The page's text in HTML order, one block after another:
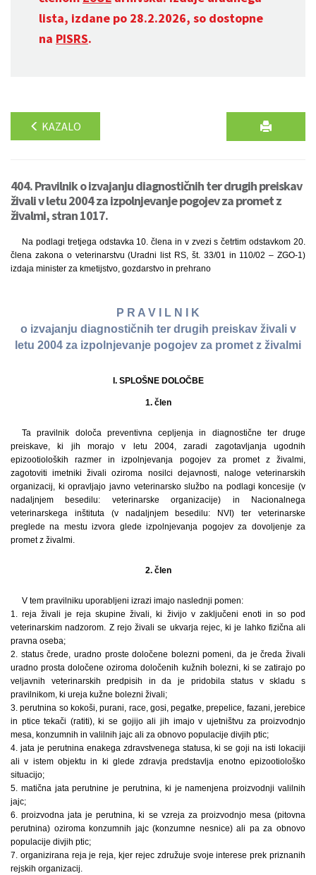
lista, izdane po 28.2.2026, so dostopne
na PISRS.
KAZALO
404. Pravilnik o izvajanju diagnostičnih ter drugih preiskav
živali v letu 2004 za izpolnjevanje pogojev za promet z
živalmi, stran 1017.
Na podlagi tretjega odstavka 10. člena in v zvezi s četrtim odstavkom 20.
člena zakona o veterinarstvu (Uradni list RS, št. 33/01 in 110/02 – ZGO-1)
izdaja minister za kmetijstvo, gozdarstvo in prehrano
P R A V I L N I K
o izvajanju diagnostičnih ter drugih preiskav živali v
letu 2004 za izpolnjevanje pogojev za promet z živalmi
I. SPLOŠNE DOLOČBE
1. člen
Ta pravilnik določa preventivna cepljenja in diagnostične ter druge
preiskave, ki jih morajo v letu 2004, zaradi zagotavljanja ugodnih
epizootioloških razmer in izpolnjevanja pogojev za promet z živalmi,
zagotoviti imetniki živali oziroma nosilci dejavnosti, naloge veterinarskih
organizacij, ki opravljajo javno veterinarsko službo na podlagi koncesije (v
nadaljnjem besedilu: veterinarske organizacije) in Nacionalnega
veterinarskega inštituta (v nadaljnjem besedilu: NVI) ter veterinarske
preglede na mestu izvora glede izpolnjevanja pogojev za dovoljenje za
promet z živalmi.
2. člen
V tem pravilniku uporabljeni izrazi imajo naslednji pomen:
1. reja živali je reja skupine živali, ki živijo v zaključeni enoti in so pod
veterinarskim nadzorom. Z rejo živali se ukvarja rejec, ki je lahko fizična ali
pravna oseba;
2. status črede, uradno proste določene bolezni pomeni, da je čreda živali
uradno prosta določene oziroma določenih kužnih bolezni, ki se zatirajo po
veljavnih veterinarskih predpisih in da je pridobila status v skladu s
pravilnikom, ki ureja kužne bolezni živali;
3. perutnina so kokoši, purani, race, gosi, pegatke, prepelice, fazani, jerebice
in ptice tekači (ratiti), ki se gojijo ali jih imajo v ujetništvu za proizvodnjo
mesa, konzumnih in valilnih jajc ali za obnovo populacije divjih ptic;
4. jata je perutnina enakega zdravstvenega statusa, ki se goji na isti lokaciji
ali v istem objektu in ki glede zdravja predstavlja enotno epizootiološko
situacijo;
5. matična jata perutnine je perutnina, ki je namenjena proizvodnji valilnih
jajc;
6. proizvodna jata je perutnina, ki se vzreja za proizvodnjo mesa (pitovna
perutnina) oziroma konzumnih jajc (konzumne nesnice) ali pa za obnovo
populacije divjih ptic;
7. organizirana reja je reja, kjer rejec združuje svoje interese prek priznanih
rejskih organizacij.